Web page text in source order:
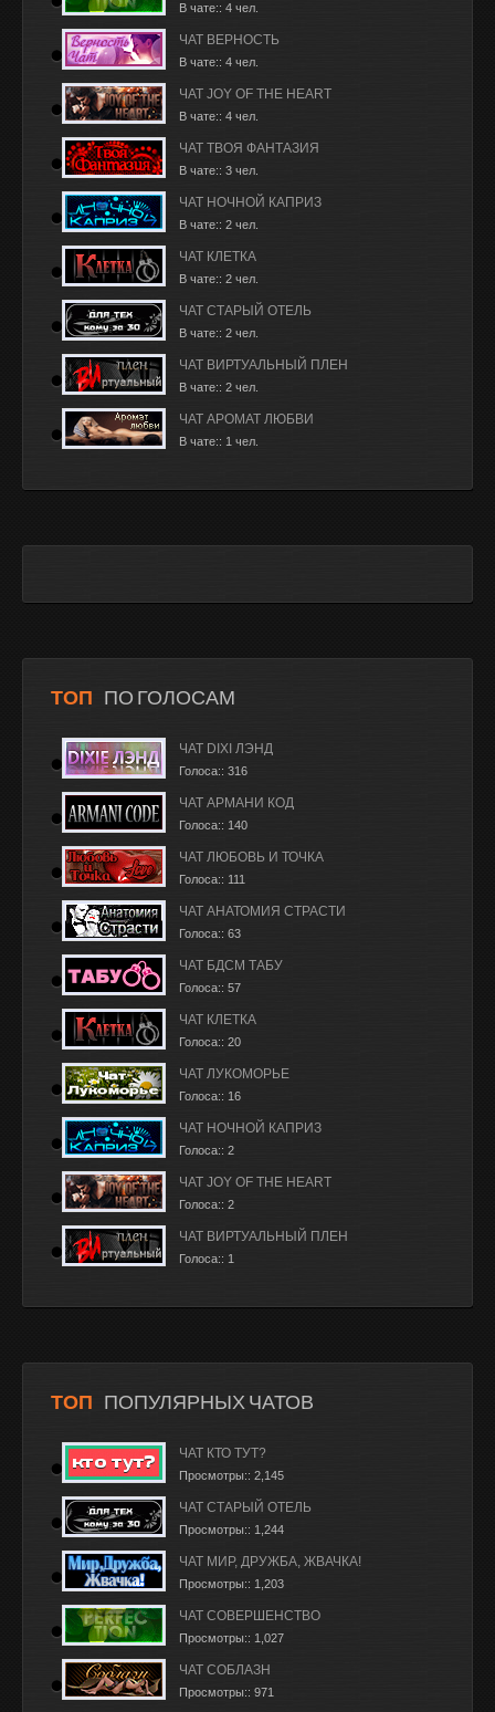
В чате:: 4 чел.
ЧАТ ВЕРНОСТЬ
В чате:: 4 чел.
ЧАТ JOY OF THE HEART
В чате:: 4 чел.
ЧАТ ТВОЯ ФАНТАЗИЯ
В чате:: 3 чел.
ЧАТ НОЧНОЙ КАПРИЗ
В чате:: 2 чел.
ЧАТ КЛЕТКА
В чате:: 2 чел.
ЧАТ СТАРЫЙ ОТЕЛЬ
В чате:: 2 чел.
ЧАТ ВИРТУАЛЬНЫЙ ПЛЕН
В чате:: 2 чел.
ЧАТ АРОМАТ ЛЮБВИ
В чате:: 1 чел.
ТОП ПО ГОЛОСАМ
ЧАТ DIXI ЛЭНД
Голоса:: 316
ЧАТ АРМАНИ КОД
Голоса:: 140
ЧАТ ЛЮБОВЬ И ТОЧКА
Голоса:: 111
ЧАТ АНАТОМИЯ СТРАСТИ
Голоса:: 63
ЧАТ БДСМ ТАБУ
Голоса:: 57
ЧАТ КЛЕТКА
Голоса:: 20
ЧАТ ЛУКОМОРЬЕ
Голоса:: 16
ЧАТ НОЧНОЙ КАПРИЗ
Голоса:: 2
ЧАТ JOY OF THE HEART
Голоса:: 2
ЧАТ ВИРТУАЛЬНЫЙ ПЛЕН
Голоса:: 1
ТОП ПОПУЛЯРНЫХ ЧАТОВ
ЧАТ КТО ТУТ?
Просмотры:: 2,145
ЧАТ СТАРЫЙ ОТЕЛЬ
Просмотры:: 1,244
ЧАТ МИР, ДРУЖБА, ЖВАЧКА!
Просмотры:: 1,203
ЧАТ СОВЕРШЕНСТВО
Просмотры:: 1,027
ЧАТ СОБЛАЗН
Просмотры:: 971